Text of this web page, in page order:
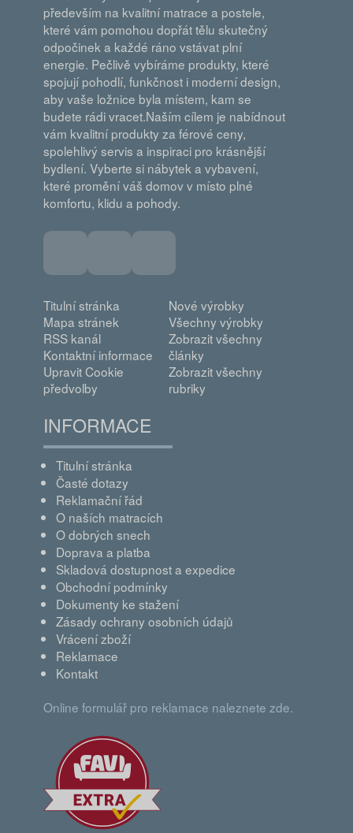
především na kvalitní matrace a postele,
které vám pomohou dopřát tělu skutečný
odpočinek a každé ráno vstávat plní
energie. Pečlivě vybíráme produkty, které
spojují pohodlí, funkčnost i moderní design,
aby vaše ložnice byla místem, kam se
budete rádi vracet.Naším cílem je nabídnout
vám kvalitní produkty za férové ceny,
spolehlivý servis a inspiraci pro krásnější
bydlení. Vyberte si nábytek a vybavení,
které promění váš domov v místo plné
komfortu, klidu a pohody.
Titulní stránka
Mapa stránek
RSS kanál
Kontaktní informace
Upravit Cookie
předvolby
Nové výrobky
Všechny výrobky
Zobrazit všechny
články
Zobrazit všechny
rubriky
INFORMACE
Titulní stránka
Časté dotazy
Reklamační řád
O naších matracích
O dobrých snech
Doprava a platba
Skladová dostupnost a expedice
Obchodní podmínky
Dokumenty ke stažení
Zásady ochrany osobních údajů
Vrácení zboží
Reklamace
Kontakt
Online formulář pro reklamace naleznete zde.